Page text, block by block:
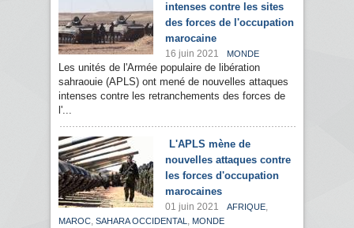
intenses contre les sites
des forces de l'occupation
marocaine
16 juin 2021 MONDE
Les unités de l'Armée populaire de libération
sahraouie (APLS) ont mené de nouvelles attaques
intenses contre les retranchements des forces de
l'...
L'APLS mène de
nouvelles attaques contre
les forces d'occupation
marocaines
01 juin 2021 AFRIQUE,
MAROC, SAHARA OCCIDENTAL , MONDE